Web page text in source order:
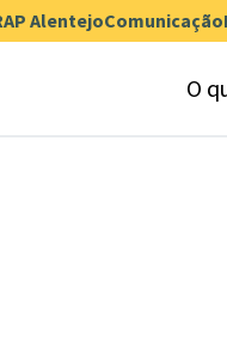
Topo
AlentejoComunicação
O